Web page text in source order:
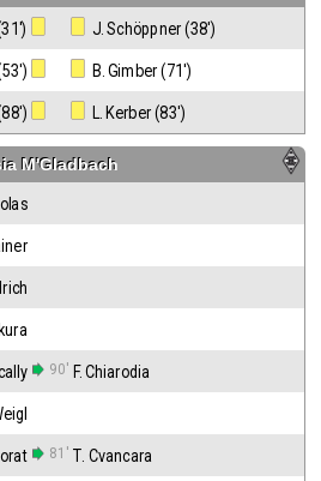
J. Schöppner (38')
B. Gimber (71')
L. Kerber (83')
M'Gladbach
90' F. Chiarodia
81' T. Cvancara